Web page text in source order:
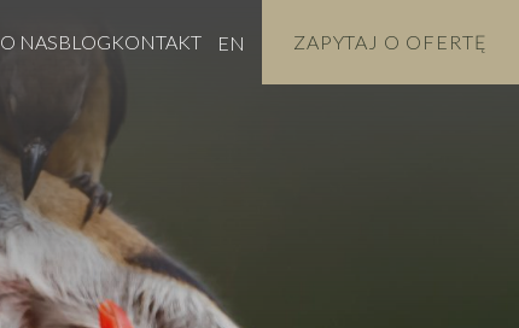
O NASBLOGKONTAKT EN ZAPYTAJ O OFERTĘ